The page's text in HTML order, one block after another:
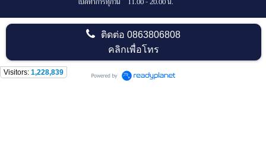
เปิดทำการทุกวัน 11.00 - 20.00 น.
ติดต่อ0863806808
คลิกเพื่อโทร
Visitors: 1,228,839